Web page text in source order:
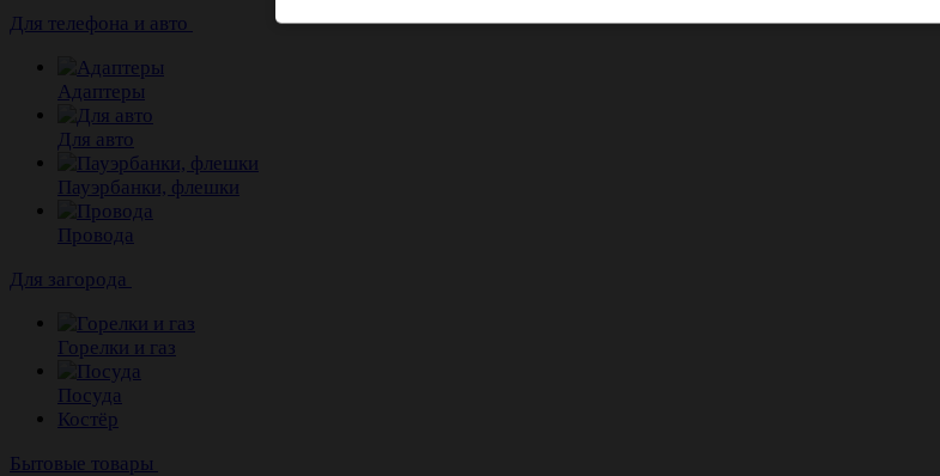
Для телефона и авто
Адаптеры
Для авто
Пауэрбанки, флешки
Провода
Для загорода
Горелки и газ
Посуда
Костёр
Бытовые товары